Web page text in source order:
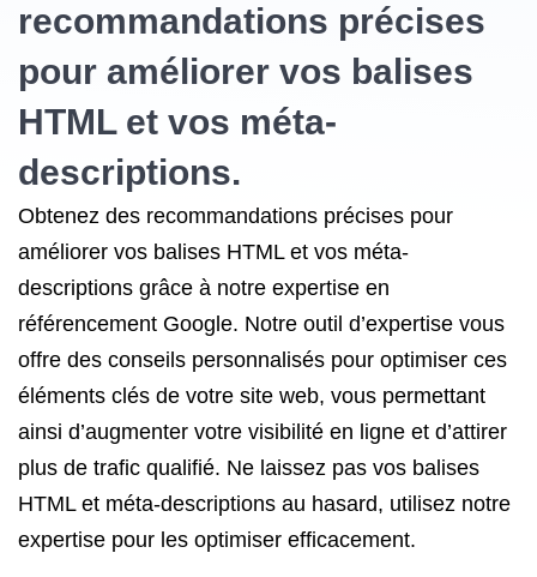
recommandations précises
pour améliorer vos balises
HTML et vos méta-
descriptions.
Obtenez des recommandations précises pour
améliorer vos balises HTML et vos méta-
descriptions grâce à notre expertise en
référencement Google. Notre outil d’expertise vous
offre des conseils personnalisés pour optimiser ces
éléments clés de votre site web, vous permettant
ainsi d’augmenter votre visibilité en ligne et d’attirer
plus de trafic qualifié. Ne laissez pas vos balises
HTML et méta-descriptions au hasard, utilisez notre
expertise pour les optimiser efficacement.